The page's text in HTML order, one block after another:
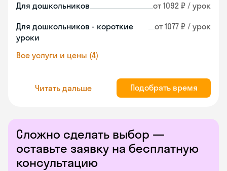
Для дошкольников от 1092 ₽ / урок
Для дошкольников - короткие
уроки
от 1077 ₽ / урок
Все услуги и цены (4)
Читать дальше Подобрать время
Сложно сделать выбор —
оставьте заявку на бесплатную
консультацию